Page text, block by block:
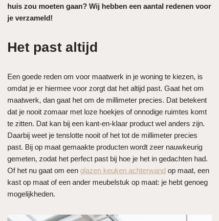
huis zou moeten gaan? Wij hebben een aantal redenen voor
je verzameld!
Het past altijd
Een goede reden om voor maatwerk in je woning te kiezen, is
omdat je er hiermee voor zorgt dat het altijd past. Gaat het om
maatwerk, dan gaat het om de millimeter precies. Dat betekent
dat je nooit zomaar met loze hoekjes of onnodige ruimtes komt
te zitten. Dat kan bij een kant-en-klaar product wel anders zijn.
Daarbij weet je tenslotte nooit of het tot de millimeter precies
past. Bij op maat gemaakte producten wordt zeer nauwkeurig
gemeten, zodat het perfect past bij hoe je het in gedachten had.
Of het nu gaat om een glazen keuken achterwand op maat, een
kast op maat of een ander meubelstuk op maat: je hebt genoeg
mogelijkheden.